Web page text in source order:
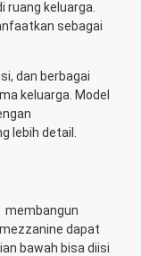
ruang keluarga.
sebagai
dan berbagai
keluarga. Model
lebih detail.
membangun
dapat
bawah bisa diisi